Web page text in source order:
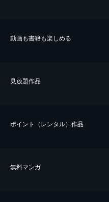
動画も書籍も楽しめる
⾒放題作品
ポイント（レンタル）作品
無料マンガ